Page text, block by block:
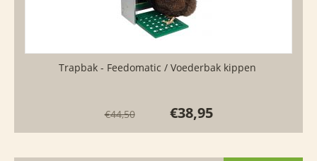
Trapbak - Feedomatic / Voederbak kippen
€44,50 €38,95